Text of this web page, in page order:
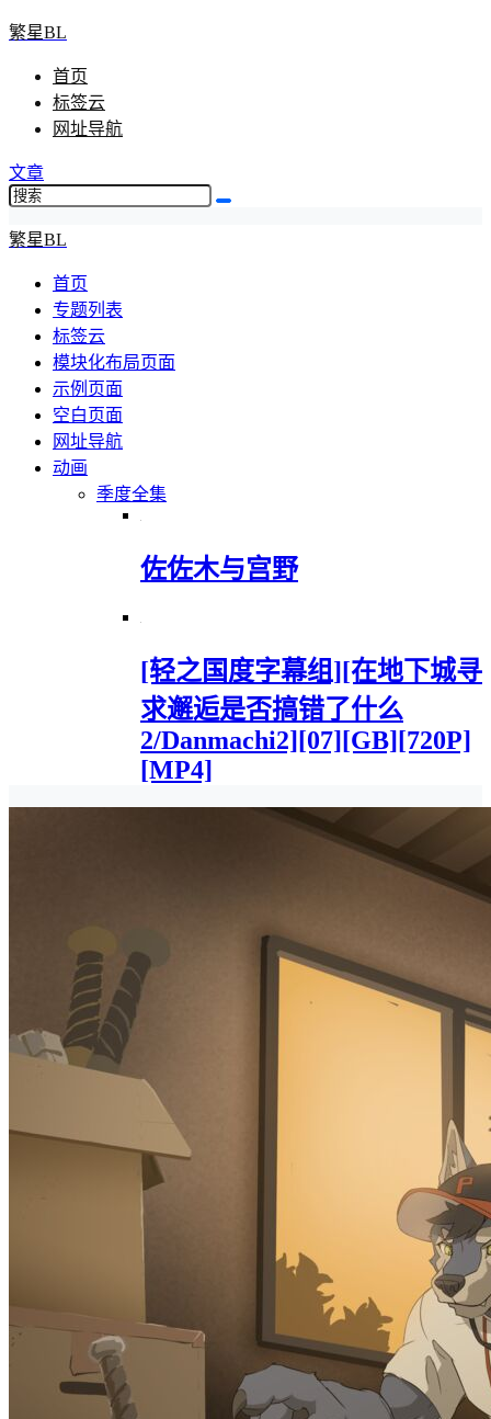
繁星BL
首页
标签云
网址导航
文章
繁星BL
首页
专题列表
标签云
模块化布局页面
示例页面
空白页面
网址导航
动画
季度全集
佐佐木与宫野
[轻之国度字幕组][在地下城寻
求邂逅是否搞错了什么
2/Danmachi2][07][GB][720P]
[MP4]